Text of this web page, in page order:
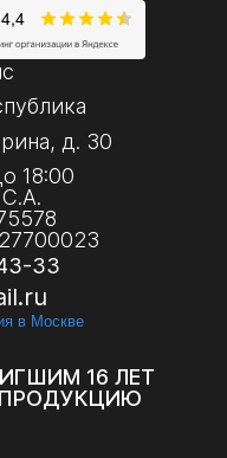
д. 30
18:00
33
в Москве
16 ЛЕТ